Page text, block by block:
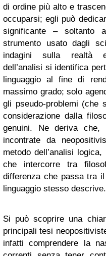
di ordine più alto e
occuparsi; egli può
significante – soltanto
strumento usato dagli
indagini sulla realtà
dell’analisi si identifica
linguaggio al fine di
massimo grado; solo
gli pseudo-problemi (che
considerazione dalla
genuini. Ne deriva
incontrate da
metodo dell’analisi
che intercorre tra
differenza che passa tra
linguaggio stesso descrive.
Si può scoprire una
principali tesi
infatti comprendere la